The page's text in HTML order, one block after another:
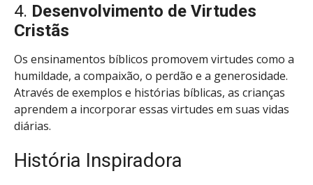
4. Desenvolvimento de Virtudes
Cristãs
Os ensinamentos bíblicos promovem virtudes como a
humildade, a compaixão, o perdão e a generosidade.
Através de exemplos e histórias bíblicas, as crianças
aprendem a incorporar essas virtudes em suas vidas
diárias.
História Inspiradora